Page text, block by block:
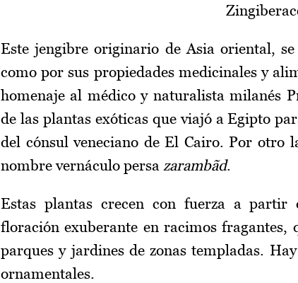
Este jengibre originario de Asia oriental,
como por sus propiedades medicinales y
homenaje al médico y naturalista milanés
de las plantas exóticas que viajó a Egipto
del cónsul veneciano de El Cairo. Por otro
nombre vernáculo persa zarambãd.
Estas plantas crecen con fuerza a
floración exuberante en racimos
parques y jardines de zonas templadas.
ornamentales.